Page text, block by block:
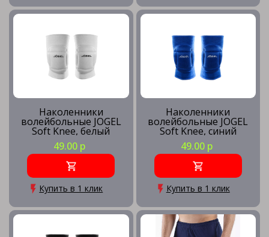
Наколенники
волейбольные JOGEL
Soft Knee, белый
49.00 р
Купить в 1 клик
Наколенники
волейбольные JOGEL
Soft Knee, синий
49.00 р
Купить в 1 клик